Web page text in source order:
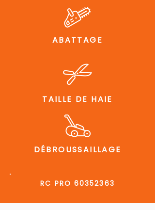
ABATTAGE
TAILLE DE HAIE
DÉBROUSSAILLAGE
RC PRO 60352363